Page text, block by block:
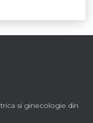
si ginecologie din